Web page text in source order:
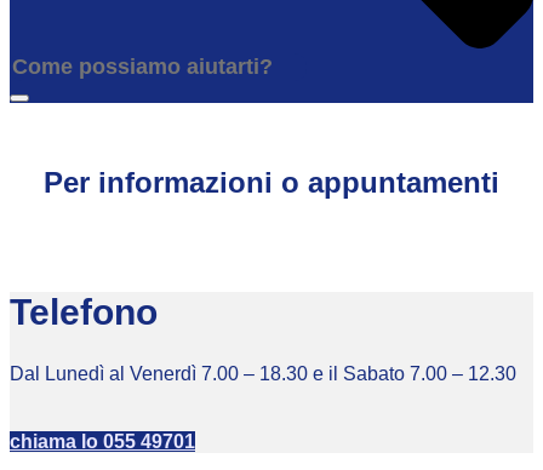
Per informazioni o appuntamenti
Telefono
Dal Lunedì al Venerdì 7.00 – 18.30 e il Sabato 7.00 – 12.30
chiama lo 055 49701